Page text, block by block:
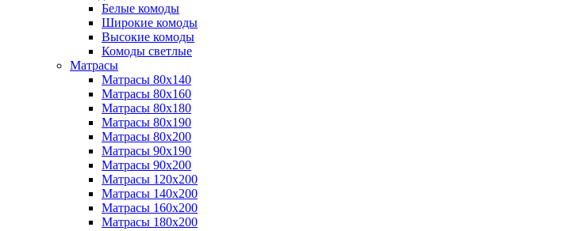
Белые комоды
Широкие комоды
Высокие комоды
Комоды светлые
Матрасы
Матрасы 80х140
Матрасы 80х160
Матрасы 80х180
Матрасы 80х190
Матрасы 80х200
Матрасы 90х190
Матрасы 90х200
Матрасы 120х200
Матрасы 140х200
Матрасы 160х200
Матрасы 180х200